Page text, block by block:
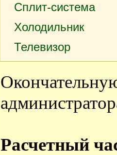
Сплит-система
Холодильник
Телевизор
Расчетный